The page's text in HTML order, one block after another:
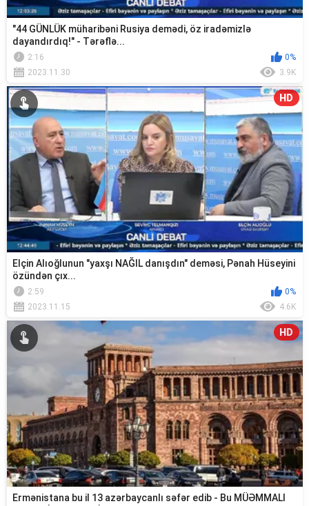
"44 GÜNLÜK müharibəni Rusiya demədi, öz iradəmizlə
dayandırdıq!" - Tərəflə...
2:16
0%
2023.11.30
3.9K
HD
Elçin Alıoğlunun "yaxşı NAĞIL danışdın" deməsi, Pənah Hüseyini
özündən çıx...
2:59
0%
2023.11.15
4.6K
HD
Ermənistana bu il 13 azərbaycanlı səfər edib - Bu MÜƏMMALI